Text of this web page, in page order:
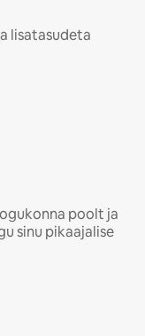
lisatasudeta
poolt ja
sinu pikaajalise